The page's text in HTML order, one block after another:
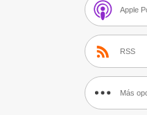
Apple
RSS
Más